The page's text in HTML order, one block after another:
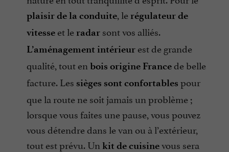
plaisir de la conduite, le régulateur de
vitesse et le radar sont vos alliés.
L’aménagement intérieur est de grande
qualité, tout en bois origine Francede belle
facture. Les sièges sont confortables pour
que la route ne soit jamais un problème ;
lorsque vous faites une pause, vous pouvez
vous détendre dans le van ou à l’extérieur,
tout est prévu. Un kit de cuisinevous sera